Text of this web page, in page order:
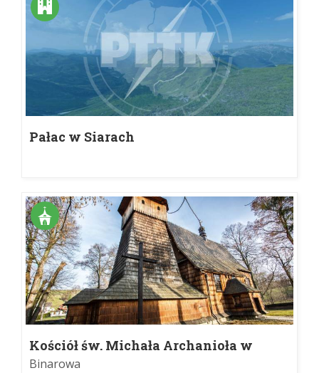
Pałac w Siarach
Kościół św. Michała Archanioła w
Binarowej
Binarowa